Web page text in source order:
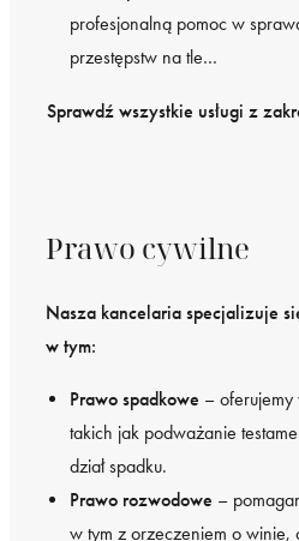
profesjonalną pomoc w
przestępstw na tle…
Sprawdź wszystkie usługi z
Prawo cywilne
Nasza kancelaria specjalizuje
w tym:
Prawo spadkowe – oferujemy
takich jak podważanie
dział spadku.
Prawo rozwodowe –
w tym z orzeczeniem o winie,